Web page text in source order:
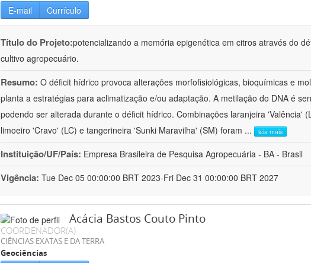
E-mail Currículo
Título do Projeto:potencializando a memória epigenética em citros através do
cultivo agropecuário.
Resumo: O déficit hídrico provoca alterações morfofisiológicas, bioquímicas e
planta a estratégias para aclimatização e/ou adaptação. A metilação do DNA é
podendo ser alterada durante o déficit hídrico. Combinações laranjeira 'Valência'
limoeiro 'Cravo' (LC) e tangerineira 'Sunki Maravilha' (SM) foram ... leia mais
Instituição/UF/País: Empresa Brasileira de Pesquisa Agropecuária - BA - Brasil
Vigência: Tue Dec 05 00:00:00 BRT 2023-Fri Dec 31 00:00:00 BRT 2027
Acácia Bastos Couto Pinto
COORDENADOR(A)
CIÊNCIAS EXATAS E DA TERRA
Geociências